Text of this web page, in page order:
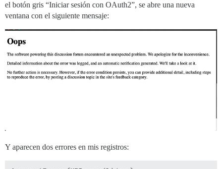
el botón gris “Iniciar sesión con OAuth2”, se abre una nueva
ventana con el siguiente mensaje:
Y aparecen dos errores en mis registros: